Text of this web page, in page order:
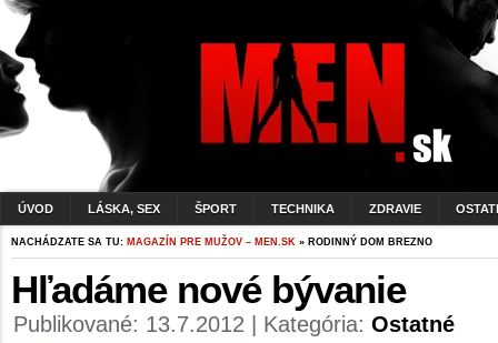
ÚVOD LÁSKA, SEX ŠPORT TECHNIKA ZDRAVIE
NACHÁDZATE SA TU: MAGAZÍN PRE MUŽOV – MEN.SK » RODINNÝ DOM BREZNO
Hľadáme nové bývanie
Publikované: 13.7.2012 | Kategória: Ostatné